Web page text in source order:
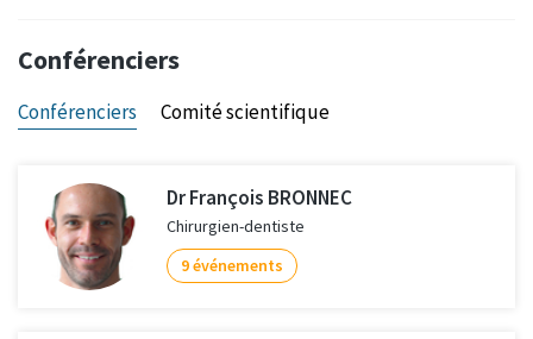
Conférenciers
Conférenciers Comité scientifique
Dr François BRONNEC
Chirurgien-dentiste
9 événements